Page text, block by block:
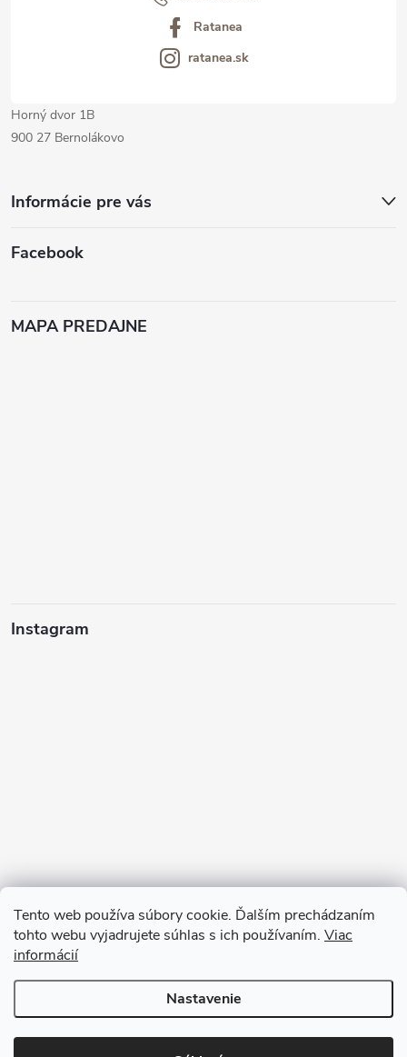
Tento web používa súbory cookie. Ďalším prechádzaním
tohto webu vyjadrujete súhlas s ich používaním. Viac
informácií
Nastavenie
Informácie pre vás
Facebook
Ratanea
ratanea.sk
Horný dvor 1B
900 27 Bernolákovo
MAPA PREDAJNE
Instagram
Copyright 2026Ratanea.sk. Všetky práva vyhradené.Upraviť nastavenie
cookies